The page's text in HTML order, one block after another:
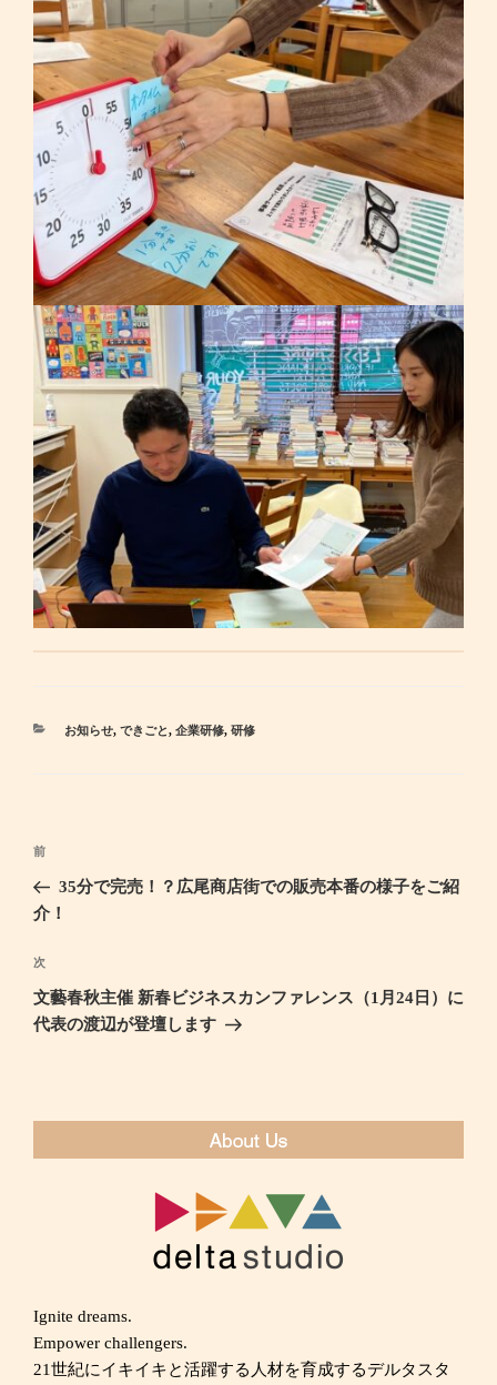
カ
お知らせ, できごと, 企業研修, 研修
投
ナ
ゲ
ー
シ
過
去
の
稿
前
35分で完売！？広尾商店街での販売本番の様子をご紹
介！
次
の
投
次
文藝春秋主催 新春ビジネスカンファレンス（1月24日）に
代表の渡辺が登壇します
Ignite dreams.
Empower challengers.
21世紀にイキイキと活躍する人材を育成するデルタスタ